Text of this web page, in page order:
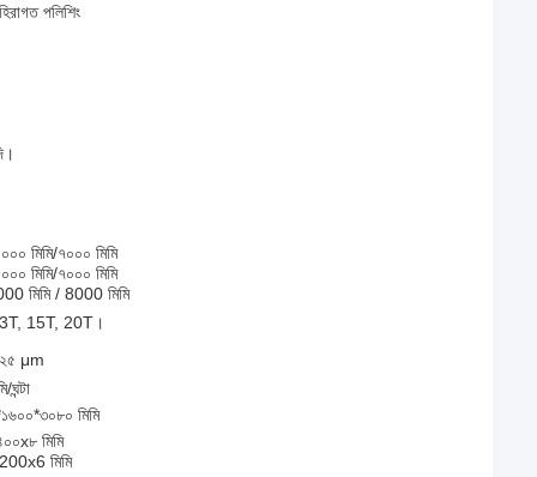
পলিশিং
মিমি/৭০০০ মিমি
মিমি/৭০০০ মিমি
মিমি / 8000 মিমি
15T, 20T।
μm
ঘন্টা
মিমি
মিমি
মিমি